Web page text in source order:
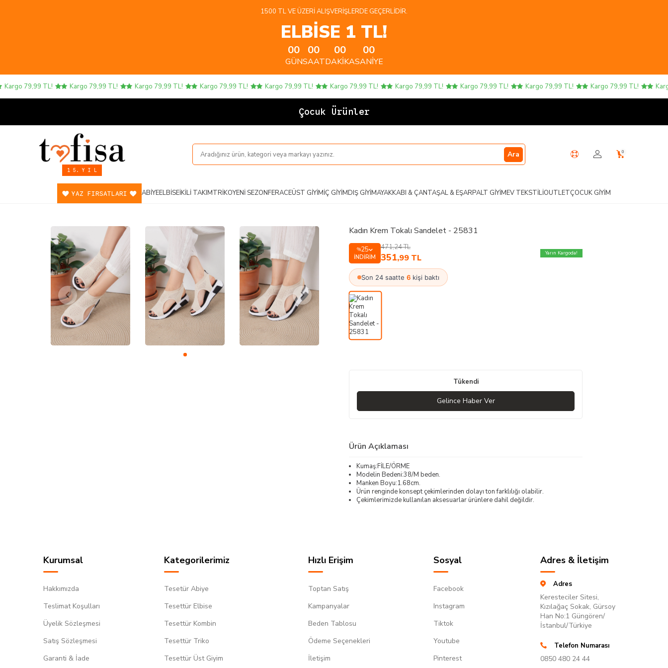
1500 TL VE ÜZERI ALIŞVERIŞLERDE GEÇERLIDIR.
ELBİSE 1 TL!
00
GÜN
00
SAAT
00
DAKIKA
00
SANIYE
79,99 TL! Kargo 79,99 TL! Kargo 79,99 TL! Kargo 79,99 TL! Kargo 79,99 TL! Kargo 79,99 TL! Kargo 79,99 TL! Kargo 79,99 TL! Kargo 79,99 TL! Kargo 79,99 TL! Kargo
Çocuk Ürünlerind
1 5. Y I L
Ara 0
YAZ FIRSATLARI ABIYEELBISEİKILI TAKIMTRIKOYENI SEZONFERACEÜST GIYIMİÇ GIYIMDIŞ GIYIMAYAKKABI & ÇANTAŞAL & EŞARPALT GIYIMEV TEKSTILIOUTLETÇOCUK GIYIM
Kadın Krem Tokalı Sandelet - 25831
%25
İNDIRIM
471,24TL
351,99 TL Yarın Kargoda!
Son 24 saatte 6 kişi baktı
Tükendi
Gelince Haber Ver
Ürün Açıklaması
Kumaş:FİLE/ÖRME
Modelin Bedeni:38/M beden.
Manken Boyu:1.68cm.
Ürün renginde konsept çekimlerinden dolayı ton farklılığı olabilir.
Çekimlerimizde kullanılan aksesuarlar ürünlere dahil değildir.
Kurumsal
Hakkımızda
Teslimat Koşulları
Üyelik Sözleşmesi
Satış Sözleşmesi
Garanti & İade
Kategorilerimiz
Tesetür Abiye
Tesettür Elbise
Tesettür Kombin
Tesettür Triko
Tesettür Üst Giyim
Hızlı Erişim
Toptan Satış
Kampanyalar
Beden Tablosu
Ödeme Seçenekleri
İletişim
Sosyal
Facebook
Instagram
Tiktok
Youtube
Pinterest
Adres & İletişim
Adres
Keresteciler Sitesi,
Kızılağaç Sokak, Gürsoy
Han No:1 Güngören/
İstanbul/Türkiye
Telefon Numarası
0850 480 24 44